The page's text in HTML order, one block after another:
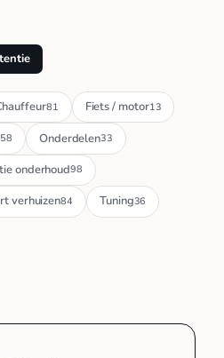
81 Fiets / motor13
Onderdelen33
onderhoud98
verhuizen84 Tuning36